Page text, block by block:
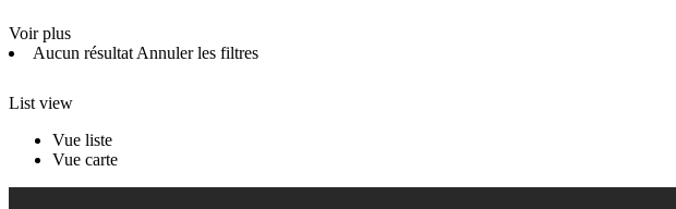
Voir plus
Aucun résultatAnnuler les filtres
List view
Vue liste
Vue carte